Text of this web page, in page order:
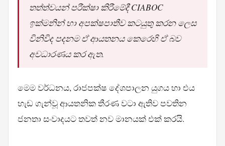
තත්ත්වයන් පරීක්ෂා කිරීමේදී CIABOC
ඉක්මනින් හා අපක්ෂපාතීව කටයුතු කරන ලෙස
විනිවිද පදනම ඒ ආයතනය කෙරෙහි ඒ බව
අවධාරණය කර ඇත.
මෙම වර්ධනය, රාජපක්ෂ දේශපාලන යුගය හා එය
හැඩ ගැන්වූ ආයතනික තීරණ වටා ඇතිව පවතින
ජනතා සංවාදයට තවත් නව මානයක් එක් කරයි.